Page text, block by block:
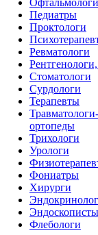
Офтальмологи
Педиатры
Проктологи
Ревматологи
Стоматологи
Сурдологи
Терапевты
Травматологи-
ортопеды
Трихологи
Урологи
Фониатры
Хирурги
Эндоскописты
Флебологи